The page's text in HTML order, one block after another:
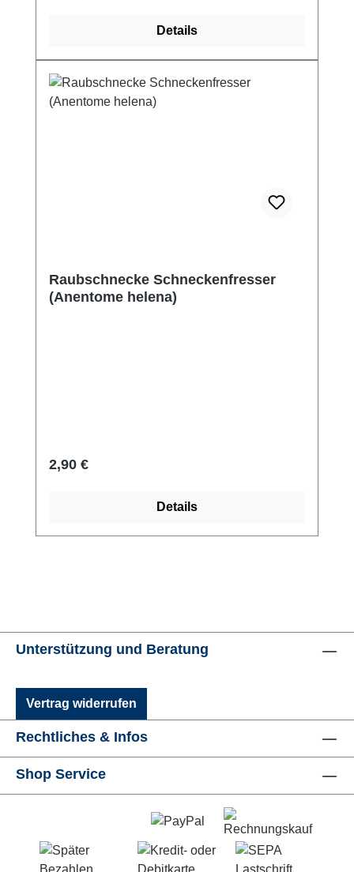
Details
Raubschnecke Schneckenfresser
(Anentome helena)
Regulärer Preis:
2,90 €
Details
Unterstützung und Beratung
Vertrag widerrufen
Rechtliches & Infos
Shop Service